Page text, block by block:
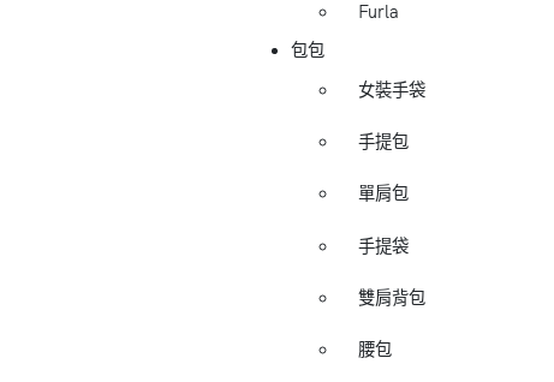
Furla
包包
女裝手袋
手提包
單肩包
手提袋
雙肩背包
腰包